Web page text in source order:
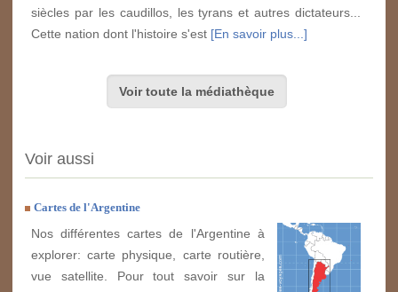
siècles par les caudillos, les tyrans et autres dictateurs...
Cette nation dont l'histoire s'est [En savoir plus...]
Voir toute la médiathèque
Voir aussi
Cartes de l'Argentine
Nos différentes cartes de l'Argentine à
explorer: carte physique, carte routière,
vue satellite. Pour tout savoir sur la